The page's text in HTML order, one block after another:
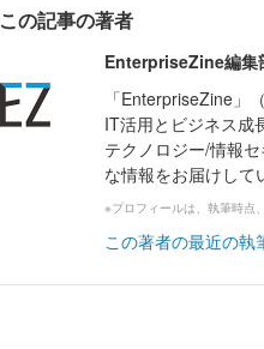
この記事の著者
EnterpriseZine編集
「EnterpriseZine」
IT活用とビジネス成
テクノロジー/情報
な情報をお届けして
※プロフィールは、執筆時点
この著者の最近の執